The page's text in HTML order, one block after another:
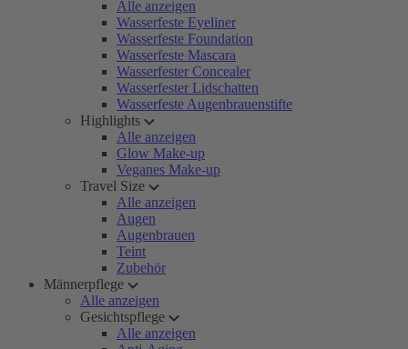
Alle anzeigen
Wasserfeste Eyeliner
Wasserfeste Foundation
Wasserfeste Mascara
Wasserfester Concealer
Wasserfester Lidschatten
Wasserfeste Augenbrauenstifte
Highlights
Alle anzeigen
Glow Make-up
Veganes Make-up
Travel Size
Alle anzeigen
Augen
Augenbrauen
Teint
Zubehör
Männerpflege
Alle anzeigen
Gesichtspflege
Alle anzeigen